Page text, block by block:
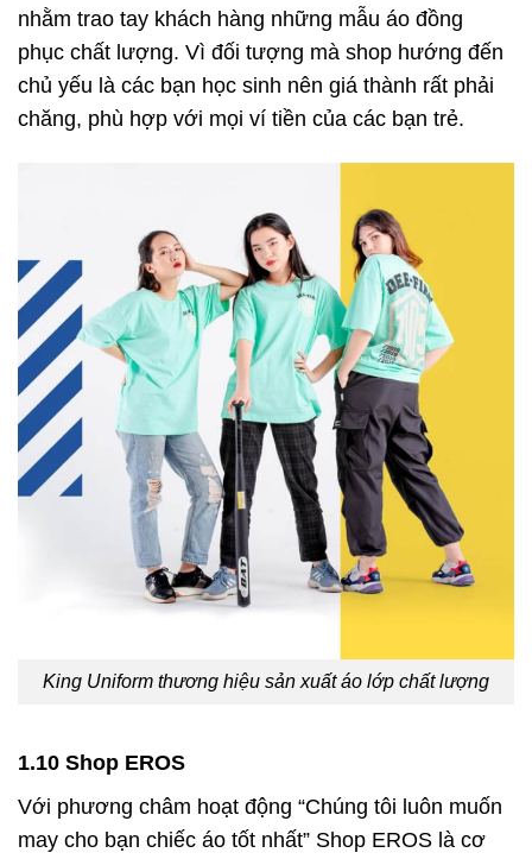
nhằm trao tay khách hàng những mẫu áo đồng
phục chất lượng. Vì đối tượng mà shop hướng đến
chủ yếu là các bạn học sinh nên giá thành rất phải
chăng, phù hợp với mọi ví tiền của các bạn trẻ.
King Uniform thương hiệu sản xuất áo lớp chất lượng
1.10 Shop EROS
Với phương châm hoạt động “Chúng tôi luôn muốn
may cho bạn chiếc áo tốt nhất” Shop EROS là cơ